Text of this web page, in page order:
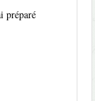
préparé